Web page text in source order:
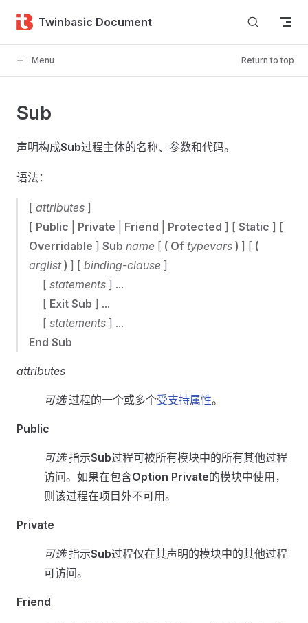
Skip to content
Twinbasic Document
Menu Return to top
Sub
声明构成Sub过程主体的名称、参数和代码。
语法：
[ attributes ]
[ Public Private Friend Protected ] [ Static ] [
Overridable ] Sub name [ ( Of typevars ) ] [ (
arglist ) ] [ binding-clause ]
[ statements ] ...
[ Exit Sub ] ...
[ statements ] ...
End Sub
attributes
可选过程的一个或多个受支持属性。
Public
可选指示Sub过程可被所有模块中的所有其他过程
访问。如果在包含Option Private的模块中使用，
则该过程在项目外不可用。
Private
可选指示Sub过程仅在其声明的模块中的其他过程
可访问。
Friend